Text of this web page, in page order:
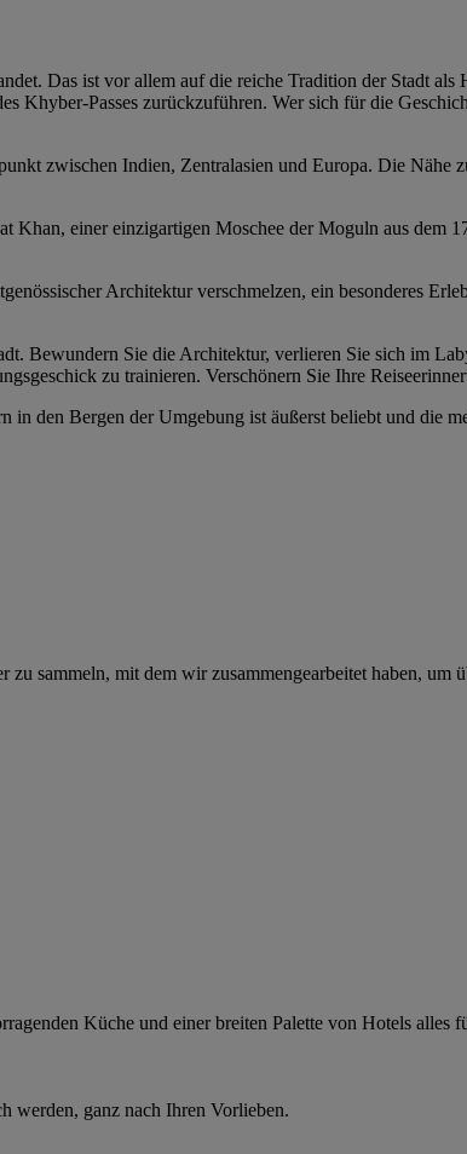
Das ist vor allem auf die reiche Tradition der Stadt
Passes zurückzuführen. Wer sich für die
zwischen Indien, Zentralasien und Europa. Die Nähe
einer einzigartigen Moschee der Moguln aus dem
Architektur verschmelzen, ein besonderes
Bewundern Sie die Architektur, verlieren Sie sich im
zu trainieren. Verschönern Sie Ihre
den Bergen der Umgebung ist äußerst beliebt und die
sammeln, mit dem wir zusammengearbeitet haben, um
Küche und einer breiten Palette von Hotels alles
werden, ganz nach Ihren Vorlieben.